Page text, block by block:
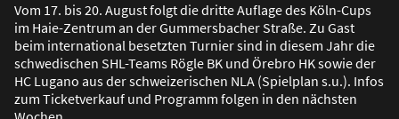
Vom 17. bis 20. August folgt die dritte Auflage des Köln-Cups
im Haie-Zentrum an der Gummersbacher Straße. Zu Gast
beim international besetzten Turnier sind in diesem Jahr die
schwedischen SHL-Teams Rögle BK und Örebro HK sowie der
HC Lugano aus der schweizerischen NLA (Spielplan s.u.). Infos
zum Ticketverkauf und Programm folgen in den nächsten